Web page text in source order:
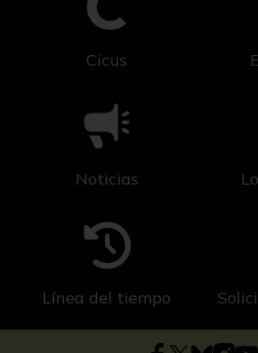
Cicus
Noticias
Línea del tiempo